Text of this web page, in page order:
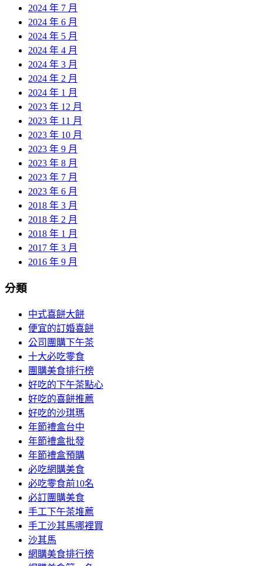
2024 年 7 月
2024 年 6 月
2024 年 5 月
2024 年 4 月
2024 年 3 月
2024 年 2 月
2024 年 1 月
2023 年 12 月
2023 年 11 月
2023 年 10 月
2023 年 9 月
2023 年 8 月
2023 年 7 月
2023 年 6 月
2018 年 3 月
2018 年 2 月
2018 年 1 月
2017 年 3 月
2016 年 9 月
分類
中式喜餅大餅
便宜的訂婚喜餅
公司團購下午茶
十大必吃零食
團購美食排行榜
好吃的下午茶點心
好吃的喜餅推薦
好吃的沙琪瑪
年節禮盒台中
年節禮盒批發
年節禮盒預購
必吃網購美食
必吃零食前10名
必訂團購美食
手工下午茶堆薦
手工沙其馬哪裡買
沙其馬
網購美食排行榜